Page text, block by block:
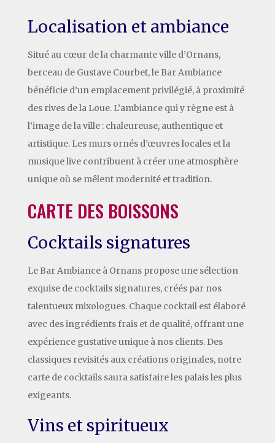
Localisation et ambiance
Situé au cœur de la charmante ville d’Ornans,
berceau de Gustave Courbet, le Bar Ambiance
bénéficie d’un emplacement privilégié, à proximité
des rives de la Loue. L’ambiance qui y règne est à
l’image de la ville : chaleureuse, authentique et
artistique. Les murs ornés d’œuvres locales et la
musique live contribuent à créer une atmosphère
unique où se mêlent modernité et tradition.
CARTE DES BOISSONS
Cocktails signatures
Le Bar Ambiance à Ornans propose une sélection
exquise de cocktails signatures, créés par nos
talentueux mixologues. Chaque cocktail est élaboré
avec des ingrédients frais et de qualité, offrant une
expérience gustative unique à nos clients. Des
classiques revisités aux créations originales, notre
carte de cocktails saura satisfaire les palais les plus
exigeants.
Vins et spiritueux